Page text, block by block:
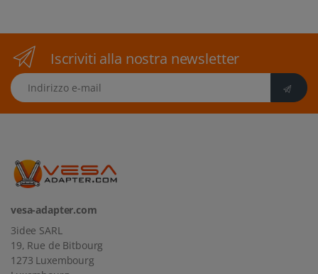
Iscriviti alla nostra newsletter
Indirizzo e-mail
vesa-adapter.com
3idee SARL
19, Rue de Bitbourg
1273 Luxembourg